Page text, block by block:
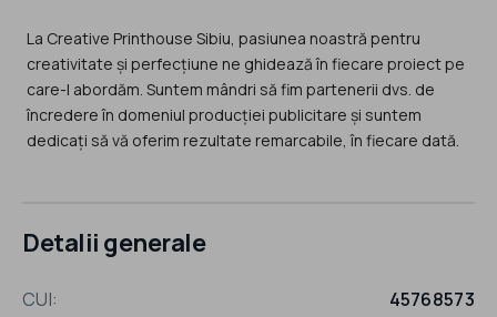
La Creative Printhouse Sibiu, pasiunea noastră pentru
creativitate și perfecțiune ne ghidează în fiecare proiect pe
care-l abordăm. Suntem mândri să fim partenerii dvs. de
încredere în domeniul producției publicitare și suntem
dedicați să vă oferim rezultate remarcabile, în fiecare dată.
Detalii generale
CUI:
45768573